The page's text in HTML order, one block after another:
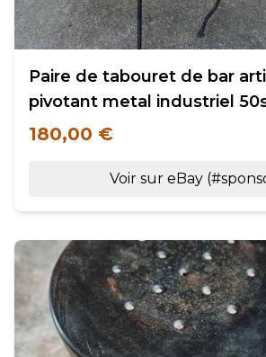
Paire de tabouret de bar
pivotant metal industriel
180,00 €
Voir sur eBay